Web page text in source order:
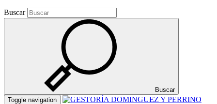
Buscar
Buscar
Toggle navigation